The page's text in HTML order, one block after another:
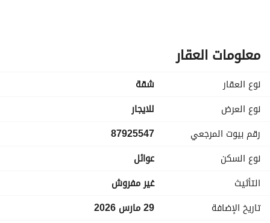
الأمان
معلومات العقار
نوع العقار
شقة
نوع العرض
للايجار
رقم بيوت المرجعي
87925547
نوع السكن
عوائل
التأثيث
غير مفروش
تاريخ الإضافة
29 مارس 2026